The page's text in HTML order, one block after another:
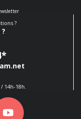
?
*
14h-18h.